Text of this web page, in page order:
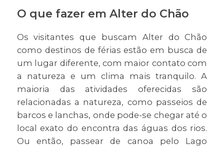
O que fazer em Alter do Chão
Os visitantes que buscam Alter do Chão
como destinos de férias estão em busca de
um lugar diferente, com maior contato com
a natureza e um clima mais tranquilo. A
maioria das atividades oferecidas são
relacionadas a natureza, como passeios de
barcos e lanchas, onde pode-se chegar até o
local exato do encontra das águas dos rios.
Ou então, passear de canoa pelo Lago